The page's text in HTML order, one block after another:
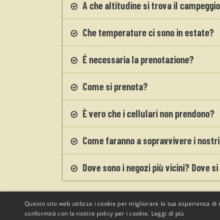
A che altitudine si trova il
Che temperature ci sono in estate?
É necessaria la prenotazione?
Come si prenota?
È vero che i cellulari non prendono?
Come faranno a sopravvivere i
Dove sono i negozi più vicini? Dove
Questo sito web utilizza i cookie per migliorare la tua esperienza
conformità con la nostra policy per i cookie. Leggi di più